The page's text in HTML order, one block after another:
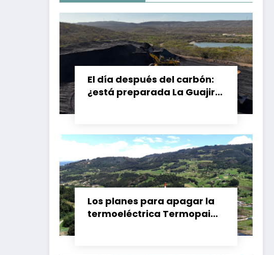
El día después del carbón:
¿está preparada La Guajira
Los planes para apagar la
termoeléctrica Termopaipa